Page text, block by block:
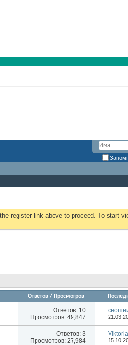
register link above to proceed. To start
Ответов / Просмотров
Ответов: 10
Просмотров: 49,847
Ответов: 3
Просмотров: 27,984